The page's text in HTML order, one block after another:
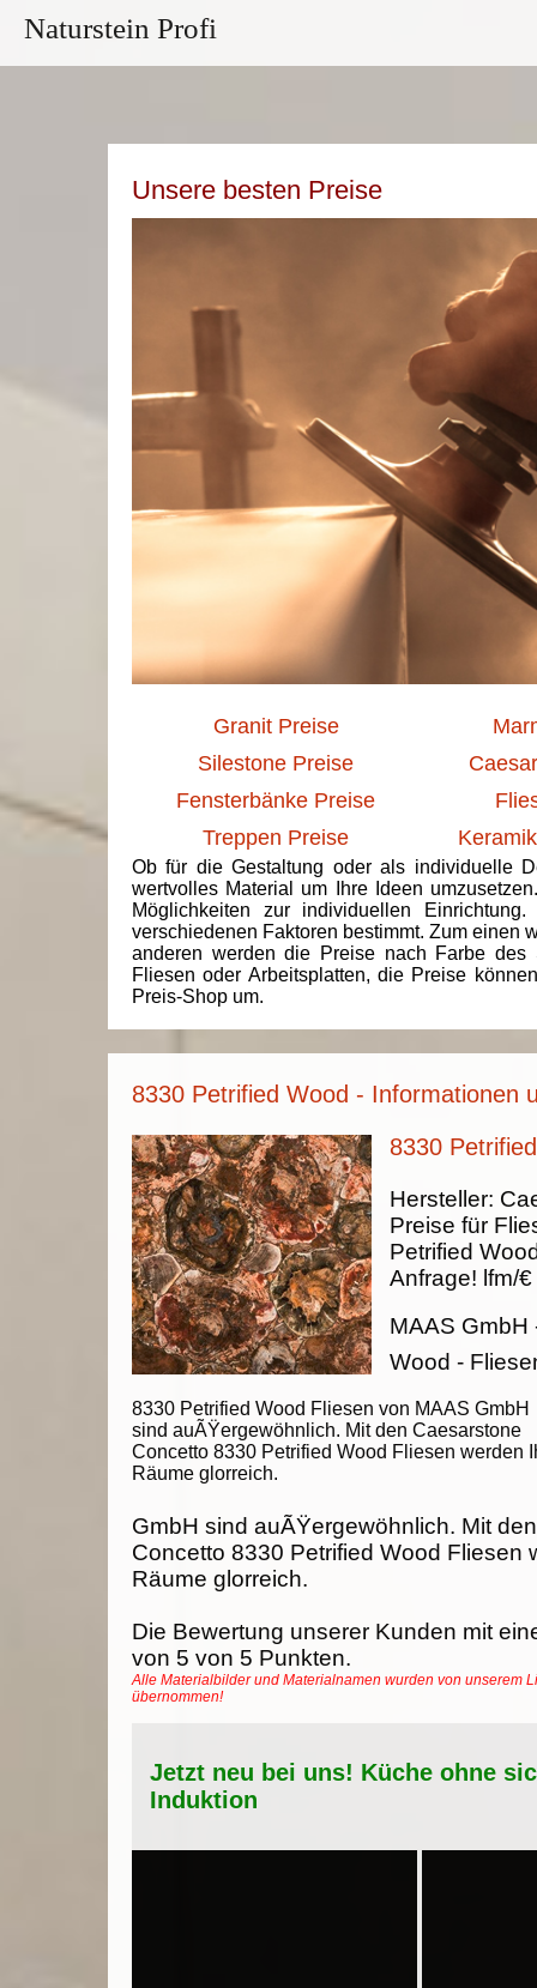
Naturstein Profi
Unsere besten Preise
Granit Preise
Silestone Preise
Fensterbänke Preise
Treppen Preise
Ob für die Gestaltung oder als individuelle
wertvolles Material um Ihre Ideen
Möglichkeiten zur individuellen
verschiedenen Faktoren bestimmt. Zum einen
anderen werden die Preise nach Farbe des
Fliesen oder Arbeitsplatten, die Preise
Preis-Shop um.
8330 Petrified Wood - Informationen
8330
8330 Petrified Wood Fliesen von MAAS GmbH
sind auÃŸergewöhnlich. Mit den Caesarstone
Concetto 8330 Petrified Wood Fliesen werden
Räume glorreich.
Hersteller:
Preise für
Petrified
Anfrage! lfm/€
MAAS GmbH
Wood -
GmbH sind auÃŸergewöhnlich. Mit
Concetto 8330 Petrified Wood Fliesen
Räume glorreich.
Die Bewertung unserer Kunden mit
von 5 von 5 Punkten.
Alle Materialbilder und Materialnamen wurden von unserem
übernommen!
Jetzt neu bei uns! Küche ohne
Induktion